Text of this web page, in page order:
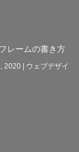
レームの書き方
2020 | ウェブデザイ